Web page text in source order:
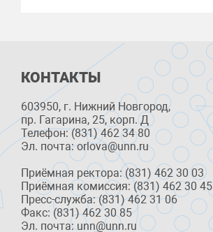
КОНТАКТЫ
603950, г. Нижний Новгород,
пр. Гагарина, 25, корп. Д
Телефон: (831) 462 34 80
Эл. почта: orlova@unn.ru
Приёмная ректора: (831) 462 30 03
Приёмная комиссия: (831) 462 30 45
Пресс-служба: (831) 462 31 06
Факс: (831) 462 30 85
Эл. почта: unn@unn.ru